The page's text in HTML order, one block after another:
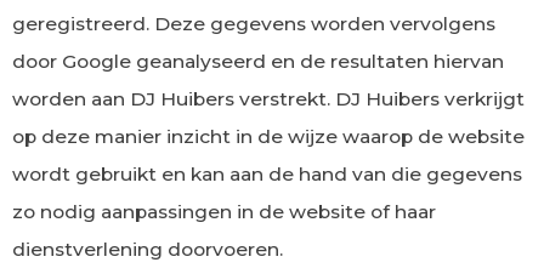
geregistreerd. Deze gegevens worden vervolgens
door Google geanalyseerd en de resultaten hiervan
worden aan DJ Huibers verstrekt. DJ Huibers verkrijgt
op deze manier inzicht in de wijze waarop de website
wordt gebruikt en kan aan de hand van die gegevens
zo nodig aanpassingen in de website of haar
dienstverlening doorvoeren.